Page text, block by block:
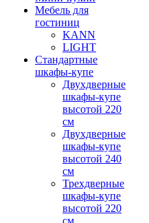
Мебель для
гостиниц
KANN
LIGHT
Стандартные
шкафы-купе
Двухдверные
шкафы-купе
высотой 220
см
Двухдверные
шкафы-купе
высотой 240
см
Трехдверные
шкафы-купе
высотой 220
см